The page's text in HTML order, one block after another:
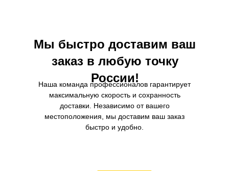
Мы быстро доставим ваш
заказ в любую точку
России!
Наша команда профессионалов гарантирует
максимальную скорость и сохранность
доставки. Независимо от вашего
местоположения, мы доставим ваш заказ
быстро и удобно.